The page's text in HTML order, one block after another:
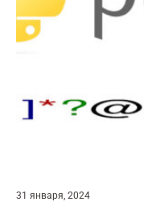
31 января, 2024